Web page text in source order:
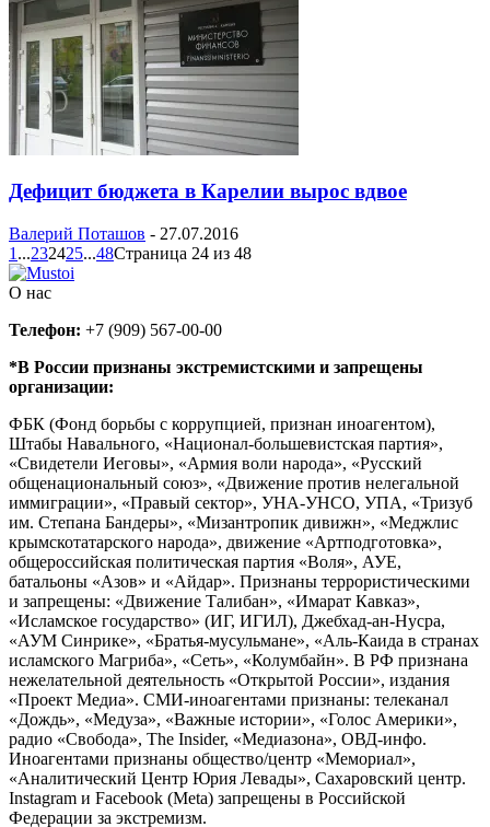
Дефицит бюджета в Карелии вырос вдвое
Валерий Поташов - 27.07.2016
1 ...232425...48Страница 24 из 48
О нас
Телефон: +7 (909) 567-00-00
*В России признаны экстремистскими и запрещены
организации:
ФБК (Фонд борьбы с коррупцией, признан иноагентом),
Штабы Навального, «Национал-большевистская партия»,
«Свидетели Иеговы», «Армия воли народа», «Русский
общенациональный союз», «Движение против нелегальной
иммиграции», «Правый сектор», УНА-УНСО, УПА, «Тризуб
им. Степана Бандеры», «Мизантропик дивижн», «Меджлис
крымскотатарского народа», движение «Артподготовка»,
общероссийская политическая партия «Воля», АУЕ,
батальоны «Азов» и «Айдар». Признаны террористическими
и запрещены: «Движение Талибан», «Имарат Кавказ»,
«Исламское государство» (ИГ, ИГИЛ), Джебхад-ан-Нусра,
«АУМ Синрике», «Братья-мусульмане», «Аль-Каида в странах
исламского Магриба», «Сеть», «Колумбайн». В РФ признана
нежелательной деятельность «Открытой России», издания
«Проект Медиа». СМИ-иноагентами признаны: телеканал
«Дождь», «Медуза», «Важные истории», «Голос Америки»,
радио «Свобода», The Insider, «Медиазона», ОВД-инфо.
Иноагентами признаны общество/центр «Мемориал»,
«Аналитический Центр Юрия Левады», Сахаровский центр.
Instagram и Facebook (Metа) запрещены в Российской
Федерации за экстремизм.